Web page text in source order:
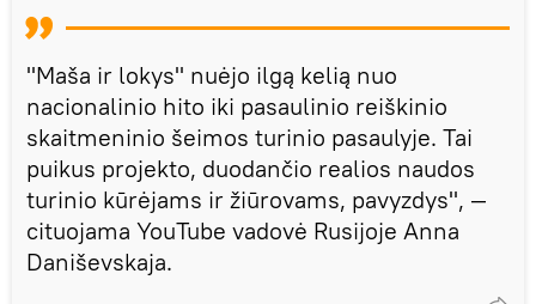
"Maša ir lokys" nuėjo ilgą kelią nuo
nacionalinio hito iki pasaulinio reiškinio
skaitmeninio šeimos turinio pasaulyje. Tai
puikus projekto, duodančio realios naudos
turinio kūrėjams ir žiūrovams, pavyzdys", —
cituojama YouTube vadovė Rusijoje Anna
Daniševskaja.